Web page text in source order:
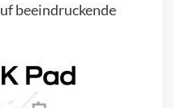
beeindruckende